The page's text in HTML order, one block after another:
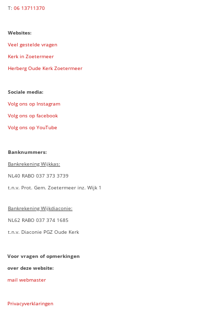
T: 06 13711370
Websites:
Veel gestelde vragen
Kerk in Zoetermeer
Herberg Oude Kerk Zoetermeer
Sociale media:
Volg ons op Instagram
Volg ons op facebook
Volg ons op YouTube
Banknummers:
Bankrekening Wijkkas:
NL40 RABO 037 373 3739
t.n.v. Prot. Gem. Zoetermeer inz. Wijk 1
Bankrekening Wijkdiaconie:
NL62 RABO 037 374 1685
t.n.v. Diaconie PGZ Oude Kerk
Voor vragen of opmerkingen
over deze website:
mail webmaster
Privacyverklaringen